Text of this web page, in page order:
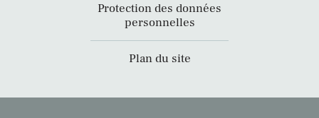
Protection des données
personnelles
Plan du site